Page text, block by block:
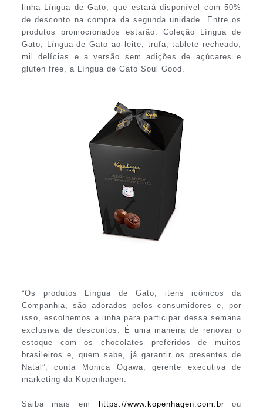
linha Língua de Gato, que estará disponível com 50%
de desconto na compra da segunda unidade. Entre os
produtos promocionados estarão: Coleção Língua de
Gato, Língua de Gato ao leite, trufa, tablete recheado,
mil delícias e a versão sem adições de açúcares e
glúten free, a Língua de Gato Soul Good.
“Os produtos Língua de Gato, itens icônicos da
Companhia, são adorados pelos consumidores e, por
isso, escolhemos a linha para participar dessa semana
exclusiva de descontos. É uma maneira de renovar o
estoque com os chocolates preferidos de muitos
brasileiros e, quem sabe, já garantir os presentes de
Natal”, conta Monica Ogawa, gerente executiva de
marketing da Kopenhagen.
Saiba mais em https://www.kopenhagen.com.brou